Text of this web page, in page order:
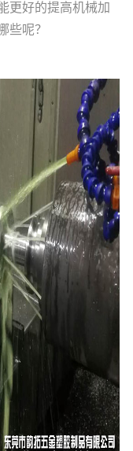
更好的提高机械加
些呢？